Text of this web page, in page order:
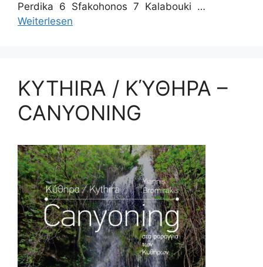
Perdika 6 Sfakohonos 7 Kalabouki …
Weiterlesen
ΚYTHIRA / ΚΎΘΗΡΑ –
CANYONING